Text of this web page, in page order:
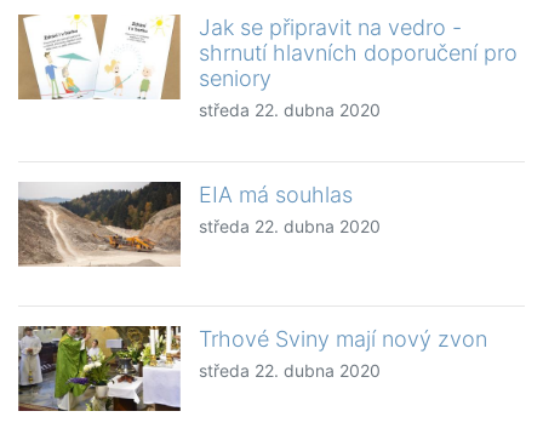
Jak se připravit na vedro -
shrnutí hlavních doporučení pro
seniory
středa 22. dubna 2020
EIA má souhlas
středa 22. dubna 2020
Trhové Sviny mají nový zvon
středa 22. dubna 2020